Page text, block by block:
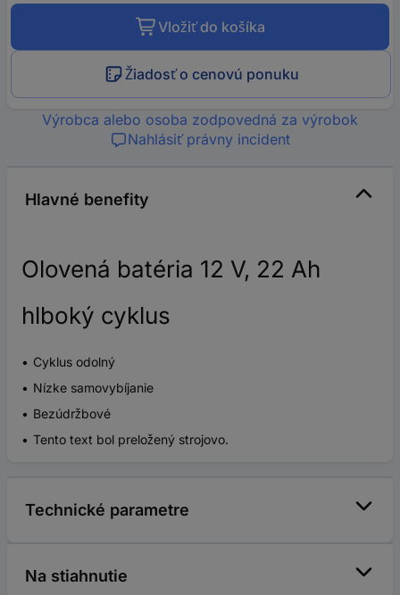
Vložiť do košíka
Žiadosť o cenovú ponuku
Výrobca alebo osoba zodpovedná za výrobok
Nahlásiť právny incident
Hlavné benefity
Olovená batéria 12 V, 22 Ah
hlboký cyklus
Cyklus odolný
Nízke samovybíjanie
Bezúdržbové
Tento text bol preložený strojovo.
Technické parametre
Na stiahnutie